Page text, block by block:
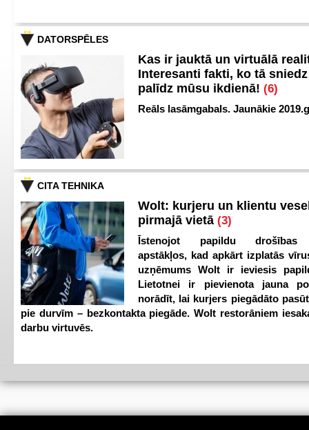
DATORSPĒLES
Kas ir jauktā un virtuālā
Interesanti fakti, ko tā
palīdz mūsu ikdienā! (6)
Reāls lasāmgabals. Jaunākie
CITA TEHNIKA
Wolt: kurjeru un klientu
pirmajā vietā (3)
Īstenojot papildu drošības
apstākļos, kad apkārt izplatās
uzņēmums Wolt ir ieviesis
Lietotnei ir pievienota jauna
norādīt, lai kurjers piegādāto
pie durvīm – bezkontakta piegāde. Wolt restorāniem
darbu virtuvēs.